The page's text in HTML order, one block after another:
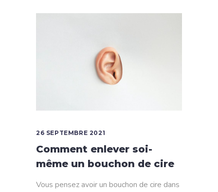
26 SEPTEMBRE 2021
Comment enlever soi-
même un bouchon de cire
Vous pensez avoir un bouchon de cire dans